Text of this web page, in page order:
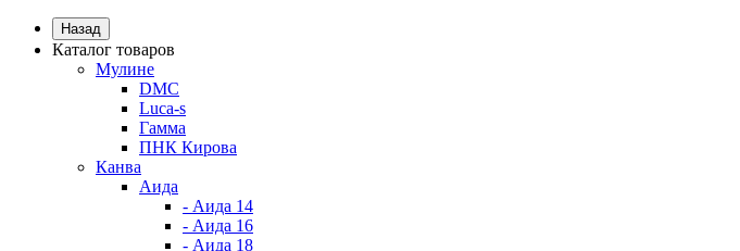
Назад
Каталог товаров
Мулине
DMC
Luca-s
Гамма
ПНК Кирова
Канва
Аида
- Аида 14
- Аида 16
- Аида 18